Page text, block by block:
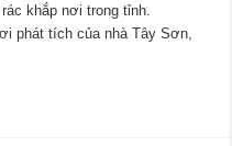
khắp nơi trong tỉnh.
phát tích của nhà Tây Sơn,